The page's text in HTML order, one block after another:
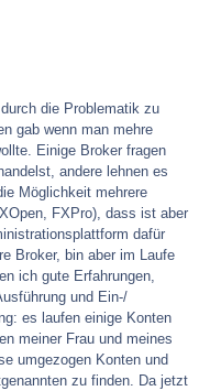
die Problematik zu
gab wenn man mehre
Einige Broker fragen
andere lehnen es
Möglichkeit mehrere
FXPro), dass ist aber
dafür
Broker, bin aber im Laufe
ich gute Erfahrungen,
und Ein-/
es laufen einige Konten
meiner Frau und meines
umgezogen Konten und
zu finden. Da jetzt